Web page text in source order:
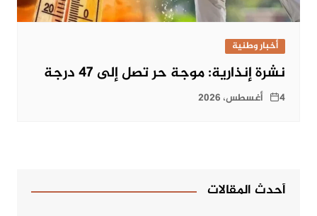
أخبار وطنية
نشرة إنذارية: موجة حر تصل إلى 47 درجة
4 أغسطس، 2026
أحدث المقالات